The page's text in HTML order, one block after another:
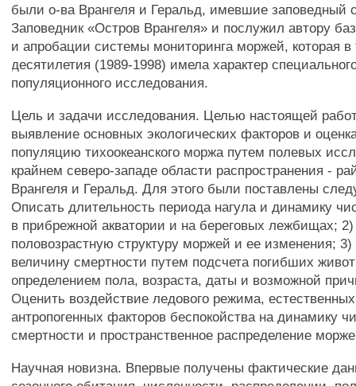
были о-ва Врангеля и Геральд, имевшие заповедный
Заповедник «Остров Врангеля» и послужил автору
и апробации системы мониторинга моржей, которая в
десятилетия (1989-1998) имела характер
популяционного исследования.
Цель и задачи исследования. Целью настоящей
выявление основных экологических факторов и
популяцию тихоокеанского моржа путем полевых
крайнем северо-западе области распространения -
Врангеля и Геральд. Для этого были поставлены
Описать длительность периода нагула и динамику
в прибрежной акватории и на береговых лежбищах;
половозрастную структуру моржей и ее изменения;
величину смертности путем подсчета погибших
определением пола, возраста, даты и возможной
Оценить воздействие ледового режима,
антропогенных факторов беспокойства на динамику
смертности и пространственное распределение
Научная новизна. Впервые получены фактические